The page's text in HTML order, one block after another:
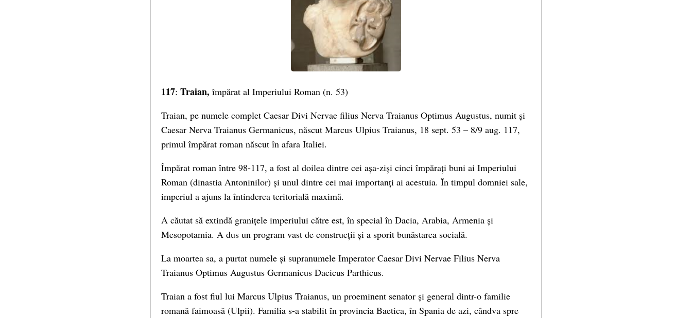
117: Traian, împărat al Imperiului Roman (n. 53)
Traian, pe numele complet Caesar Divi Nervae filius Nerva Traianus Optimus Augustus, numit și
Caesar Nerva Traianus Germanicus, născut Marcus Ulpius Traianus, 18 sept. 53 – 8/9 aug. 117,
primul împărat roman născut în afara Italiei.
Împărat roman între 98-117, a fost al doilea dintre cei așa-ziși cinci împărați buni ai Imperiului
Roman (dinastia Antoninilor) și unul dintre cei mai importanți ai acestuia. În timpul domniei sale,
imperiul a ajuns la întinderea teritorială maximă.
A căutat să extindă granițele imperiului către est, în special în Dacia, Arabia, Armenia și
Mesopotamia. A dus un program vast de construcții și a sporit bunăstarea socială.
La moartea sa, a purtat numele și supranumele Imperator Caesar Divi Nervae Filius Nerva
Traianus Optimus Augustus Germanicus Dacicus Parthicus.
Traian a fost fiul lui Marcus Ulpius Traianus, un proeminent senator și general dintr-o familie
romană faimoasă (Ulpii). Familia s-a stabilit în provincia Baetica, în Spania de azi, cândva spre